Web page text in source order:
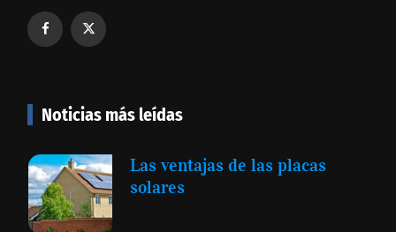
Noticias más leídas
Las ventajas de las placas
solares